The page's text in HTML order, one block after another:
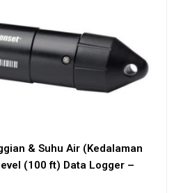
& Suhu Air (Kedalaman
(100 ft) Data Logger –